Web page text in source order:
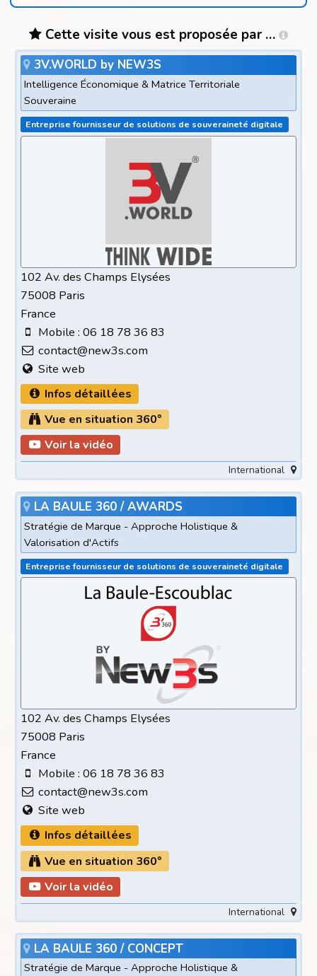
Cette visite vous est proposée par …
3V.WORLD by NEW3S
Intelligence Économique & Matrice Territoriale
Souveraine
Entreprise fournisseur de solutions de souveraineté digitale
102 Av. des Champs Elysées
75008 Paris
France
Mobile : 06 18 78 36 83
contact@new3s.com
Site web
Infos détaillées
Vue en situation 360°
Voir la vidéo
International
LA BAULE 360 / AWARDS
Stratégie de Marque - Approche Holistique &
Valorisation d'Actifs
Entreprise fournisseur de solutions de souveraineté digitale
102 Av. des Champs Elysées
75008 Paris
France
Mobile : 06 18 78 36 83
contact@new3s.com
Site web
Infos détaillées
Vue en situation 360°
Voir la vidéo
International
LA BAULE 360 / CONCEPT
Stratégie de Marque - Approche Holistique &